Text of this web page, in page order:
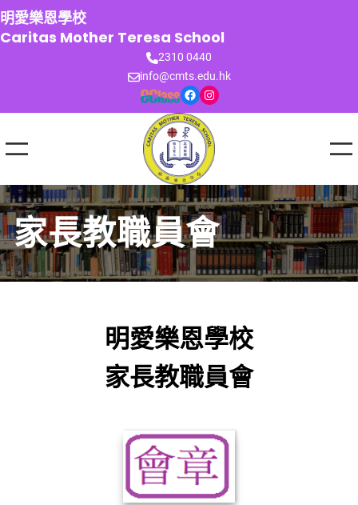
跳
至
主
明愛樂恩學校
Caritas Mother Teresa School
2310 0440
info@cmts.edu.hk
Facebook Instagram
家長教職員會
明愛樂恩學校
家長教職員會